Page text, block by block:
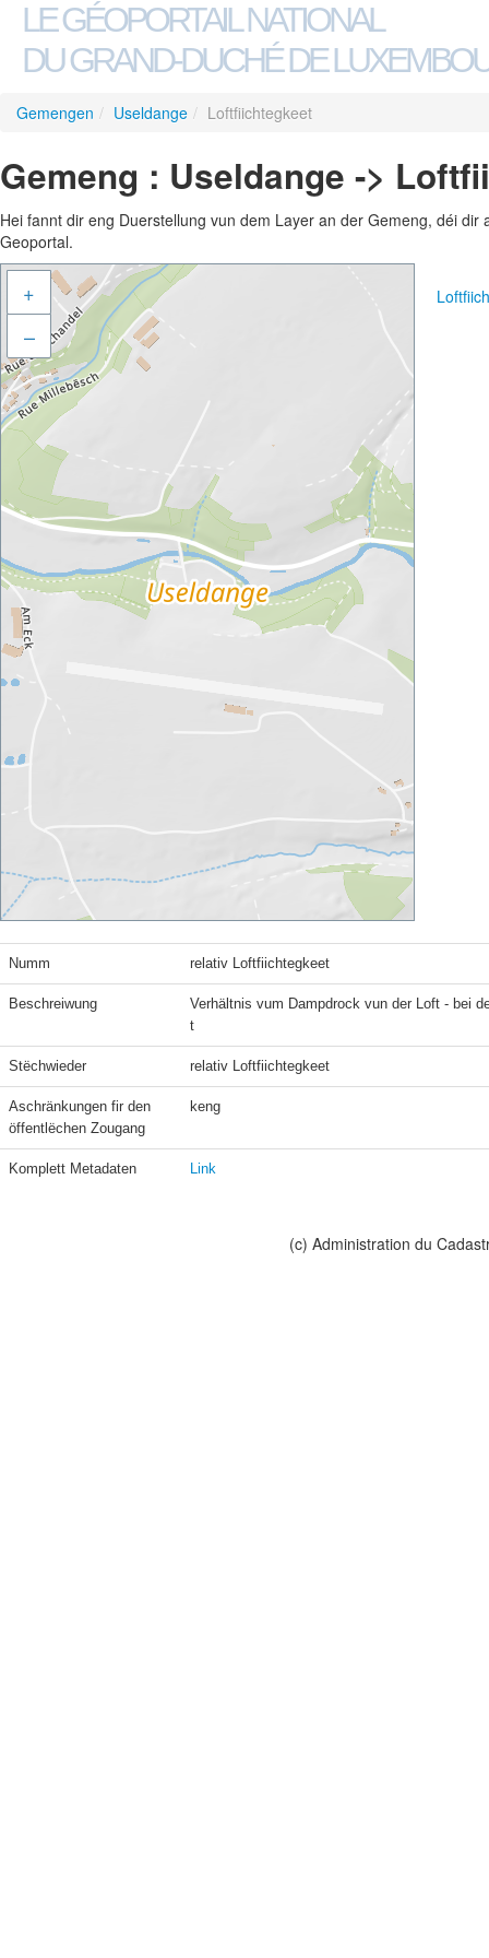
LE GÉOPORTAIL NATIONAL
DU GRAND-DUCHÉ DE
Gemengen / Useldange / Loftfiichtegkeet
Gemeng : Useldange ->
Hei fannt dir eng Duerstellung vun dem Layer an der Gemeng, déi
Geoportal.
+
–
Numm relativ Loftfiichtegkeet
Beschreiwung
Verhältnis vum Dampdrock vun der Loft - bei
t
Stëchwieder relativ Loftfiichtegkeet
Aschränkungen fir den
öffentlëchen Zougang
keng
Komplett Metadaten Link
(c) Administration du